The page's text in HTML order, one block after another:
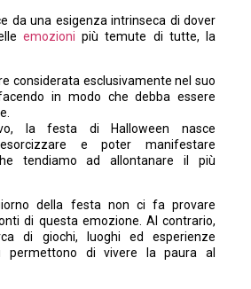
da una esigenza intrinseca di dover
emozioni più temute di tutte, la
considerata esclusivamente nel suo
in modo che debba essere
la festa di Halloween nasce
e poter manifestare
tendiamo ad allontanare il più
della festa non ci fa provare
di questa emozione. Al contrario,
di giochi, luoghi ed esperienze
permettono di vivere la paura al